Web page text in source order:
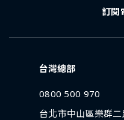
訂閱
台灣總部
0800 500 970
台北市中山區樂群